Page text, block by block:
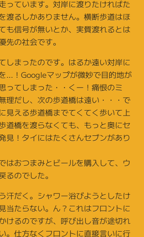
っています。対岸に渡りたければた
渡るしかありません。横断歩道はほ
も信号が無いとか、実質渡れるとは
先の社会です。
しまったのです。はるか遠い対岸に
…！Googleマップが微妙で目的地が
ってしまった・・くー！痛恨のミ
理だし、次の歩道橋は遠い・・・で
見える歩道橋までてくてく歩いて上
道橋を渡らなくても、もっと奥にセ
見！タイにはたくさんセブンがあり
はおつまみとビールを購入して、ウ
るのでした。
汗だく。シャワー浴びようとしたけ
当たらない。ん？これはフロントに
けるのですが、呼び出し音が途切れ
。仕方なくフロントに直接言いに行